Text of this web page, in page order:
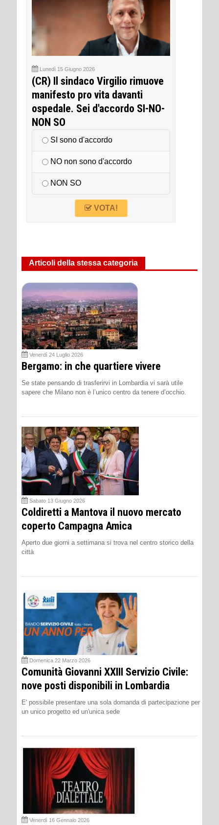
Lunedì 15 Giugno 2026
(CR) Il sindaco Virgilio rimuove
manifesto pro vita davanti
ospedale. Sei d'accordo SI-NO-
NON SO
SI sono d'accordo
NO non sono d'accordo
NON SO
VOTA!
Articoli della stessa categoria
Venerdì 24 Luglio 2026
Bergamo: in che quartiere vivere
Se state pensando di trasferirvi in Lombardia vi sarà utile
sapere che Milano non è l’unico centro da tenere d’occhio.
Sabato 13 Giugno 2026
Coldiretti a Mantova il nuovo mercato
coperto Campagna Amica
Aperto due giorni a settimana si trova nel centro storico della
città
Domenica 22 Marzo 2026
Comunità Giovanni XXIII Servizio Civile:
nove posti disponibili in Lombardia
E' possibile presentare una sola domanda di partecipazione per
un unico progetto ed un'unica sede
Venerdì 16 Gennaio 2026